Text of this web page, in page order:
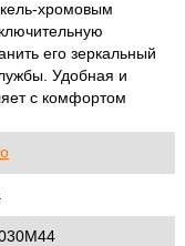
хромовым
его зеркальный
Удобная и
с комфортом